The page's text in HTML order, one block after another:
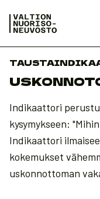
Indikaattori
kysymykseen:
Indikaattori
kokemukset
uskonnottoman